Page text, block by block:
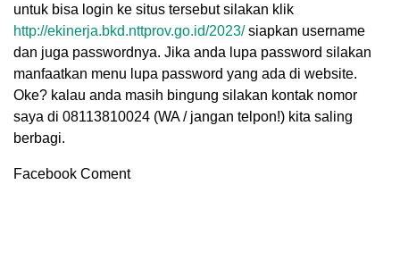
untuk bisa login ke situs tersebut silakan klik
http://ekinerja.bkd.nttprov.go.id/2023/siapkan username
dan juga passwordnya. Jika anda lupa password silakan
manfaatkan menu lupa password yang ada di website.
Oke? kalau anda masih bingung silakan kontak nomor
saya di 08113810024 (WA / jangan telpon!) kita saling
berbagi.
Facebook Coment